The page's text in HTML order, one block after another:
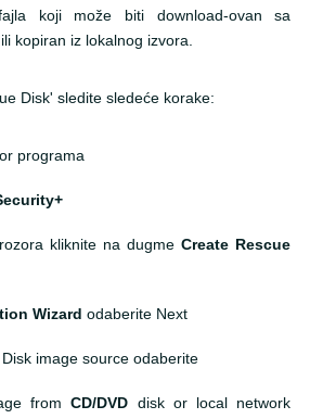
koji može biti download-ovan sa
kopiran iz lokalnog izvora.
Disk' sledite sledeće korake:
programa
kliknite na dugmeCreate Rescue
Wizard odaberite Next
Disk image source odaberite
fromCD/DVD disk or local network